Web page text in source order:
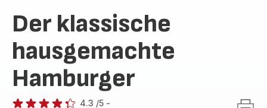
Der klassische
hausgemachte
Hamburger
4.3 /5 -